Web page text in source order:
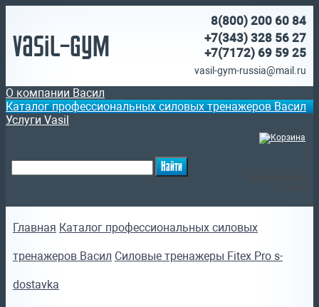
Vasil-Gym
8(800) 200 60 84
+7(343) 328 56 27
+7(7172) 69 59 25
vasil-gym-russia@mail.ru
О компании Васил
Каталог профессиональных силовых тренажеров Васил
Услуги Vasil
Главная Каталог профессиональных силовых
тренажеров Васил Силовые тренажеры Fitex Pro s-
dostavka